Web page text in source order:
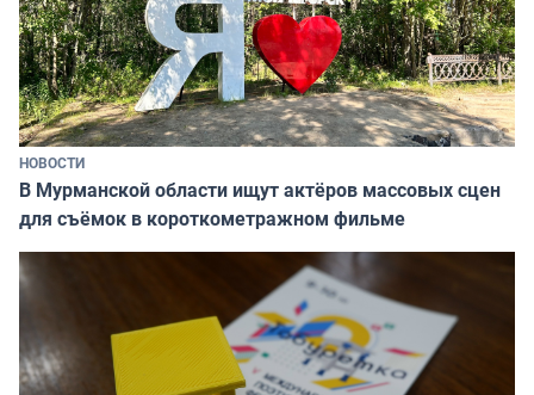
НОВОСТИ
В Мурманской области ищут актёров массовых сцен
для съёмок в короткометражном фильме